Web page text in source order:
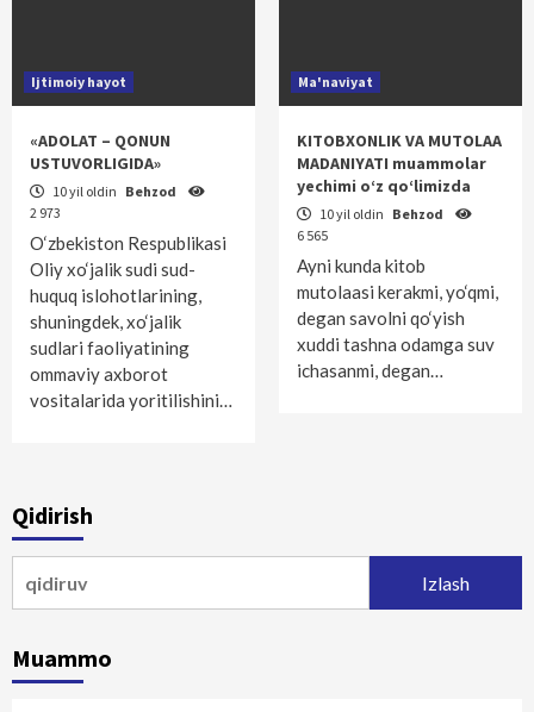
Ijtimoiy hayot
«ADOLAT – QONUN
USTUVORLIGIDA»
10 yil oldin Behzod
2 973
O‘zbekiston Respublikasi
Oliy xo‘jalik sudi sud-
huquq islohotlarining,
shuningdek, xo‘jalik
sudlari faoliyatining
ommaviy axborot
vositalarida yoritilishini…
Ma'naviyat
KITOBXONLIK VA MUTOLAA
MADANIYATI muammolar
yechimi o‘z qo‘limizda
10 yil oldin Behzod
6 565
Ayni kunda kitob
mutolaasi kerakmi, yo‘qmi,
degan savolni qo‘yish
xuddi tashna odamga suv
ichasanmi, degan…
Qidirish
Muammo